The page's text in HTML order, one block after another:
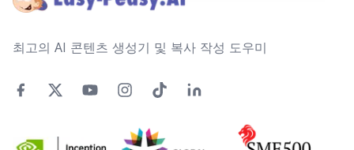
최고의 AI 콘텐츠 생성기 및 복사 작성 도우미